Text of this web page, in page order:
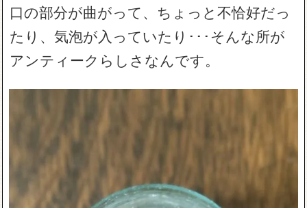
口の部分が曲がって、ちょっと不恰好だっ
たり、気泡が入っていたり･･･そんな所が
アンティークらしさなんです。